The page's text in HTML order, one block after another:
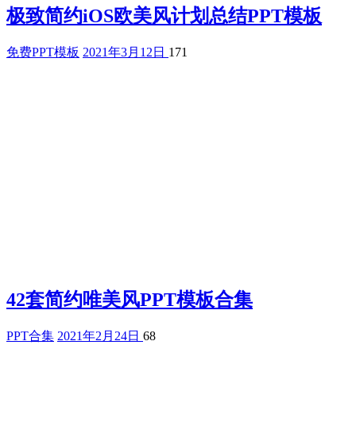
极致简约iOS欧美风计划总结PPT模板
免费PPT模板 2021年3月12日 171
42套简约唯美风PPT模板合集
PPT合集 2021年2月24日 68